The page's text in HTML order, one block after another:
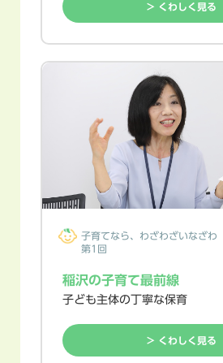
> くわしく見る
子育てなら、 わざわざいなざわ
第1回
稲沢の子育て最前線
子ども主体の丁寧な保育
> くわしく見る